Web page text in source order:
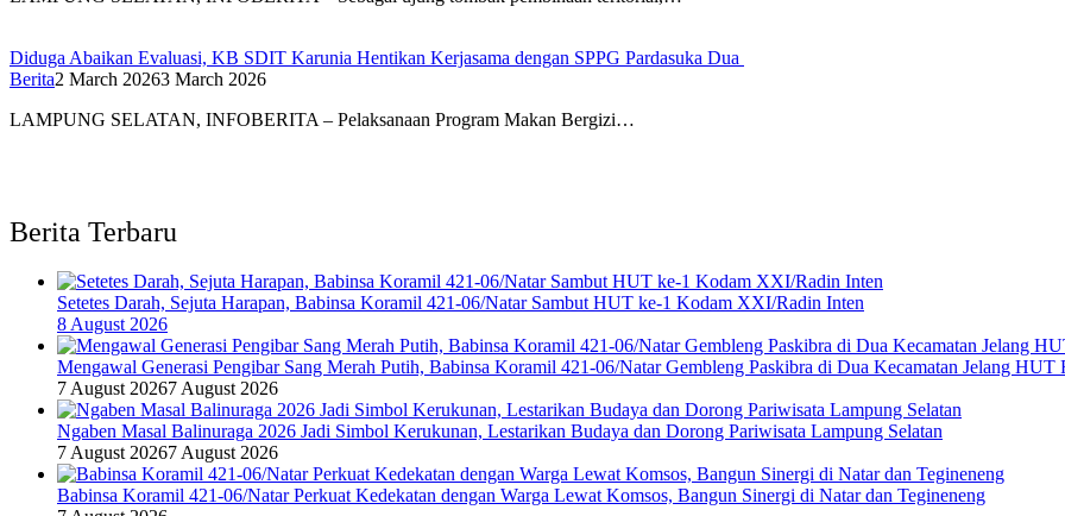
Diduga Abaikan Evaluasi, KB SDIT Karunia Hentikan Kerjasama dengan SPPG Pardasuka Dua
Berita2 March 20263 March 2026
LAMPUNG SELATAN, INFOBERITA – Pelaksanaan Program Makan Bergizi…
Berita Terbaru
Setetes Darah, Sejuta Harapan, Babinsa Koramil 421-06/Natar Sambut HUT ke-1 Kodam XXI/Radin Inten
8 August 2026
Mengawal Generasi Pengibar Sang Merah Putih, Babinsa Koramil 421-06/Natar Gembleng Paskibra di Dua Kecamatan Jelang HUT
7 August 20267 August 2026
Ngaben Masal Balinuraga 2026 Jadi Simbol Kerukunan, Lestarikan Budaya dan Dorong Pariwisata Lampung Selatan
7 August 20267 August 2026
Babinsa Koramil 421-06/Natar Perkuat Kedekatan dengan Warga Lewat Komsos, Bangun Sinergi di Natar dan Tegineneng